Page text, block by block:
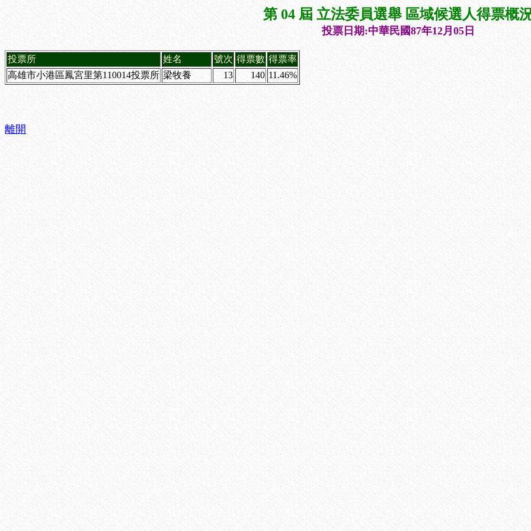
第 04 屆 立法委員選舉 區域候選人得票概
投票日期:中華民國87年12月05日
投票所 姓名 號次 得票數 得票率
高雄市小港區鳳宮里第110014投票所 梁牧養 13 140 11.46%
離開